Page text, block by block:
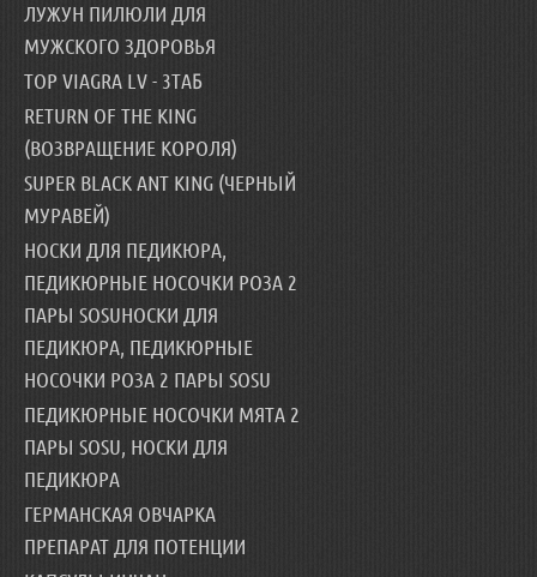
ЛУЖУН ПИЛЮЛИ ДЛЯ
МУЖСКОГО ЗДОРОВЬЯ
TOP VIAGRA LV - 3ТАБ
RETURN OF THE KING
(ВОЗВРАЩЕНИЕ КОРОЛЯ)
SUPER BLACK ANT KING (ЧЕРНЫЙ
МУРАВЕЙ)
НОСКИ ДЛЯ ПЕДИКЮРА,
ПЕДИКЮРНЫЕ НОСОЧКИ РОЗА 2
ПАРЫ SOSUНОСКИ ДЛЯ
ПЕДИКЮРА, ПЕДИКЮРНЫЕ
НОСОЧКИ РОЗА 2 ПАРЫ SOSU
ПЕДИКЮРНЫЕ НОСОЧКИ МЯТА 2
ПАРЫ SOSU, НОСКИ ДЛЯ
ПЕДИКЮРА
ГЕРМАНСКАЯ ОВЧАРКА
ПРЕПАРАТ ДЛЯ ПОТЕНЦИИ